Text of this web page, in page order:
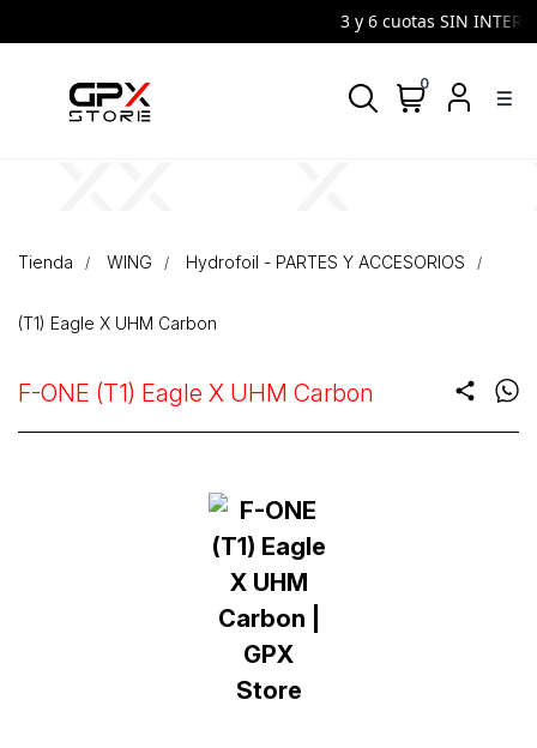
3 y 6 cuotas SIN
density_medium
0
Tienda WING Hydrofoil - PARTES Y ACCESORIOS
(T1) Eagle X UHM Carbon
F-ONE (T1) Eagle X UHM Carbon share